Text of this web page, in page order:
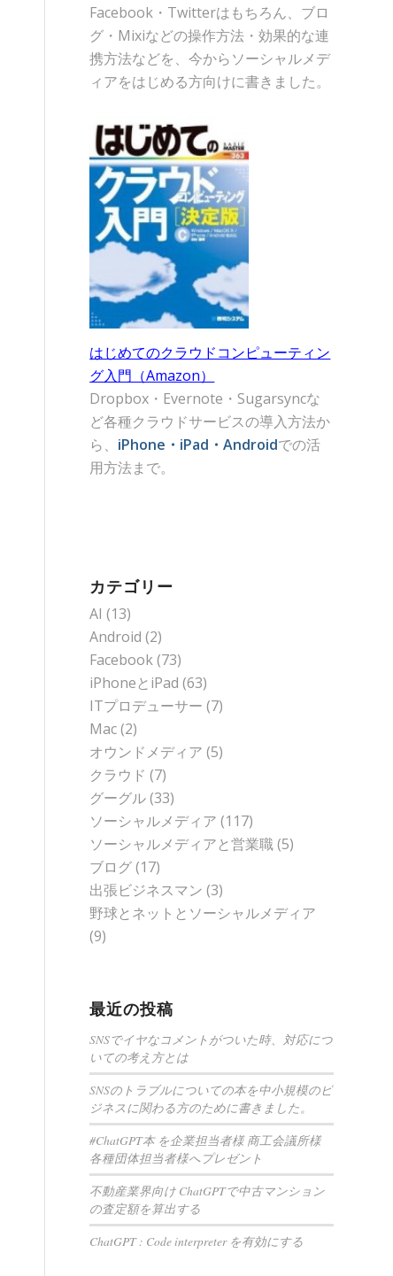
Facebook・Twitterはもちろん、ブロ
グ・Mixiなどの操作方法・効果的な連
携方法などを、今からソーシャルメデ
ィアをはじめる方向けに書きました。
はじめてのクラウドコンピューティン
グ入門（Amazon）
Dropbox・Evernote・Sugarsyncな
ど各種クラウドサービスの導入方法か
ら、 iPhone・iPad・Androidでの活
用方法まで。
カテゴリー
AI (13)
Android (2)
Facebook(73)
iPhoneとiPad (63)
ITプロデューサー (7)
Mac(2)
オウンドメディア (5)
クラウド (7)
グーグル(33)
ソーシャルメディア (117)
ソーシャルメディアと営業職(5)
ブログ(17)
出張ビジネスマン (3)
野球とネットとソーシャルメディア
(9)
最近の投稿
SNSでイヤなコメントがついた時、対応につ
いての考え方とは
SNSのトラブルについての本を中小規模のビ
ジネスに関わる方のために書きました。
#ChatGPT本 を企業担当者様 商工会議所様
各種団体担当者様へプレゼント
不動産業界向け ChatGPTで中古マンション
の査定額を算出する
ChatGPT : Code interpreter を有効にする